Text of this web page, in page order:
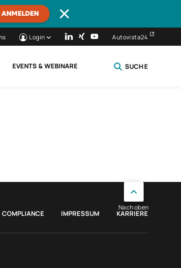
Login Autovista24
EVENTS & WEBINARE SUCHE
COMPLIANCE IMPRESSUM KARRIERE
Nach oben